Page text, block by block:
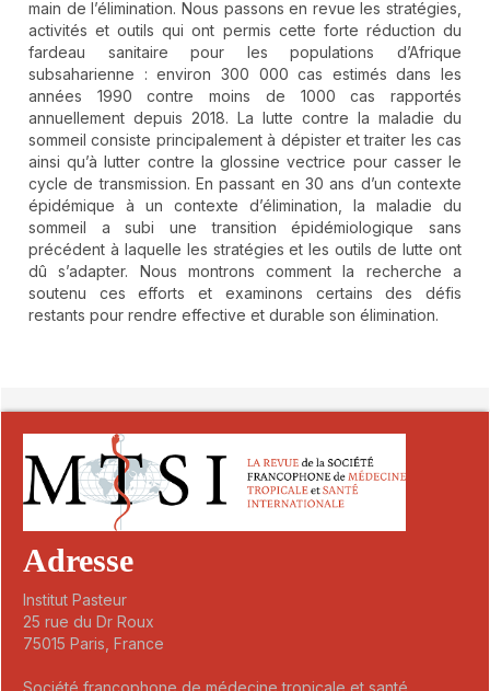
main de l’élimination. Nous passons en revue les stratégies,
activités et outils qui ont permis cette forte réduction du
fardeau sanitaire pour les populations d’Afrique
subsaharienne : environ 300 000 cas estimés dans les
années 1990 contre moins de 1000 cas rapportés
annuellement depuis 2018. La lutte contre la maladie du
sommeil consiste principalement à dépister et traiter les cas
ainsi qu’à lutter contre la glossine vectrice pour casser le
cycle de transmission. En passant en 30 ans d’un contexte
épidémique à un contexte d’élimination, la maladie du
sommeil a subi une transition épidémiologique sans
précédent à laquelle les stratégies et les outils de lutte ont
dû s’adapter. Nous montrons comment la recherche a
soutenu ces efforts et examinons certains des défis
restants pour rendre effective et durable son élimination.
Adresse
Institut Pasteur
25 rue du Dr Roux
75015 Paris, France
Société francophone de médecine tropicale et santé